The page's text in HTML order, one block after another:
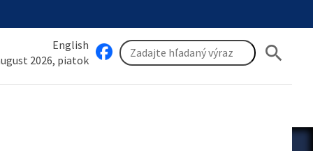
English
2026, piatok
search